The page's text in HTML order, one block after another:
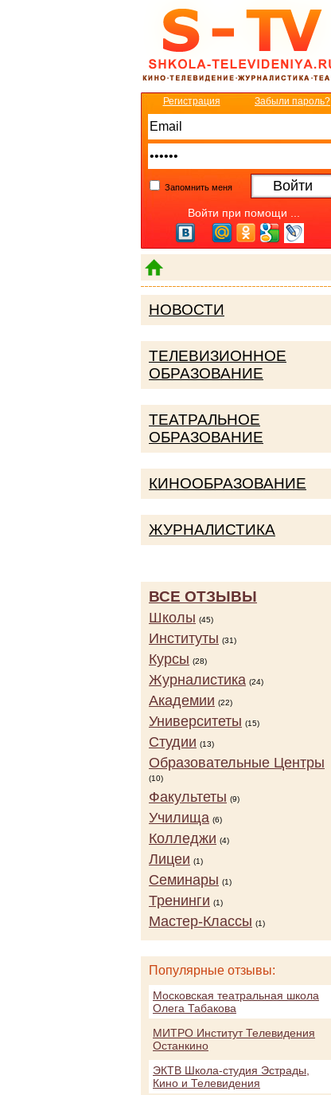
Регистрация Забыли пароль?
Запомнить меня
Войти при помощи ...
НОВОСТИ
ТЕЛЕВИЗИОННОЕ
ОБРАЗОВАНИЕ
ТЕАТРАЛЬНОЕ
ОБРАЗОВАНИЕ
КИНООБРАЗОВАНИЕ
ЖУРНАЛИСТИКА
ВСЕ ОТЗЫВЫ
Школы (45)
Институты (31)
Курсы (28)
Журналистика (24)
Академии (22)
Университеты (15)
Студии (13)
Образовательные Центры
(10)
Факультеты (9)
Училища (6)
Колледжи (4)
Лицеи (1)
Семинары (1)
Тренинги (1)
Мастер-Классы (1)
Популярные отзывы:
Московская театральная школа
Олега Табакова
МИТРО Институт Телевидения
Останкино
ЭКТВ Школа-студия Эстрады,
Кино и Телевидения